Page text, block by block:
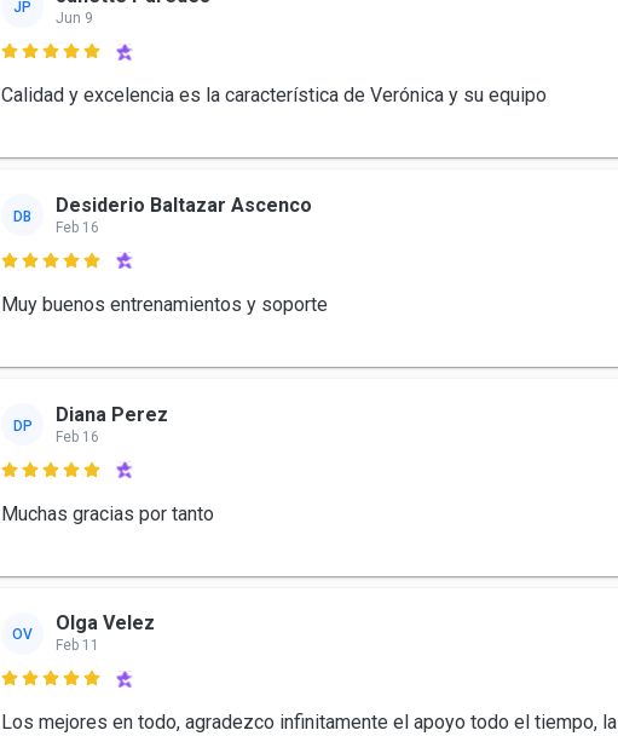
JP
Jun 9

Calidad y excelencia es la característica de Verónica y su equipo
DB Desiderio Baltazar Ascenco
Feb 16

Muy buenos entrenamientos y soporte
DP Diana Perez
Feb 16

Muchas gracias por tanto
OV Olga Velez
Feb 11

Los mejores en todo, agradezco infinitamente el apoyo todo el tiempo, la